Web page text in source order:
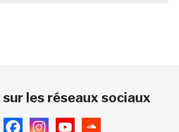
les réseaux sociaux